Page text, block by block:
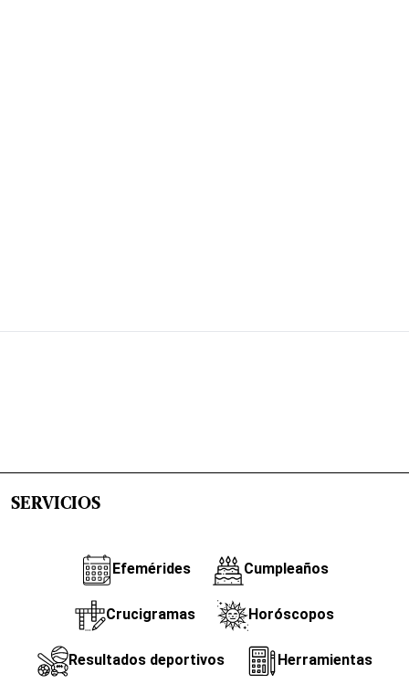
SERVICIOS
Efemérides Cumpleaños
Crucigramas Horóscopos
Resultados deportivos Herramientas